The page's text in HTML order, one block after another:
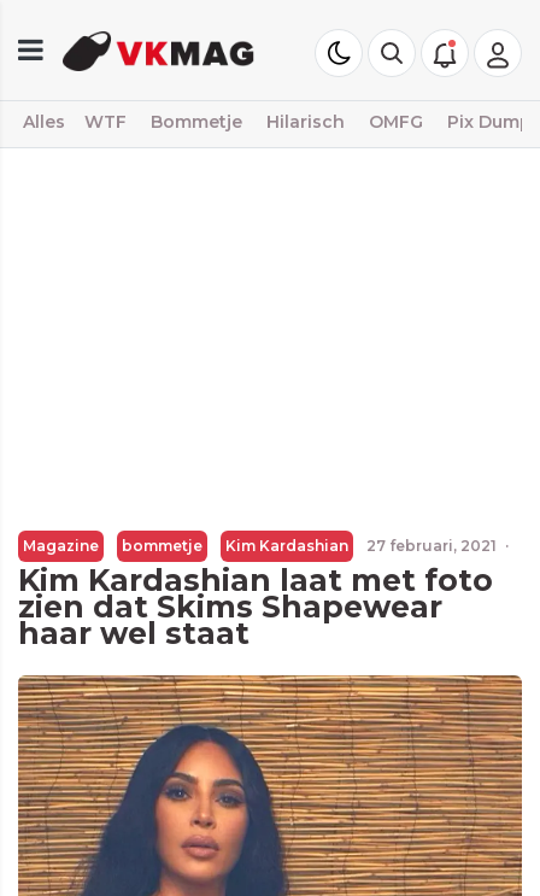
Alles WTF Bommetje Hilarisch OMFG Pix Dump
Magazine bommetje Kim Kardashian 27 februari, 2021 ·
Kim Kardashian laat met foto
zien dat Skims Shapewear
haar wel staat